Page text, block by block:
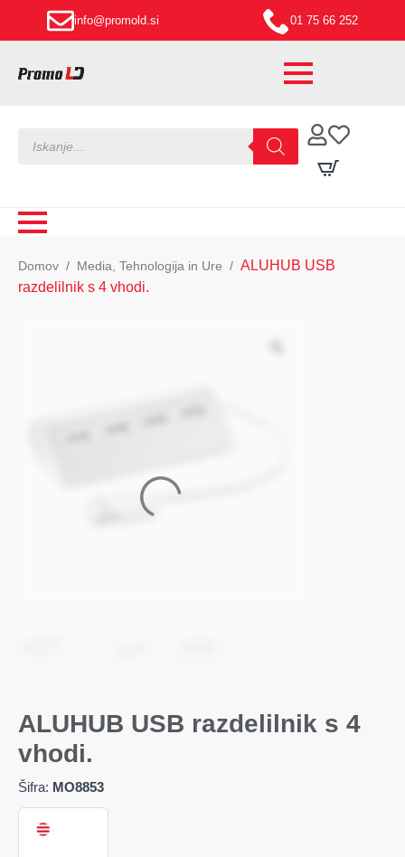
info@promold.si 01 75 66 252
search
Domov Media, Tehnologija in Ure
ALUHUB USB
razdelilnik s 4 vhodi.
ALUHUB USB razdelilnik s 4
vhodi.
Šifra: MO8853